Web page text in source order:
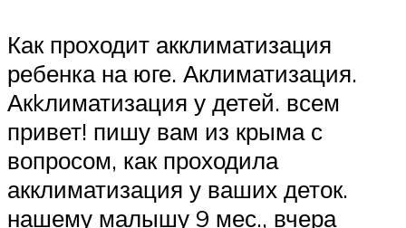
Как проходит акклиматизация
ребенка на юге. Аклиматизация.
Акkлиматизация у детей. всем
привет! пишу вам из крыма с
вопросом, как проходила
акклиматизация у ваших деток.
нашему малышу 9 мес., вчера